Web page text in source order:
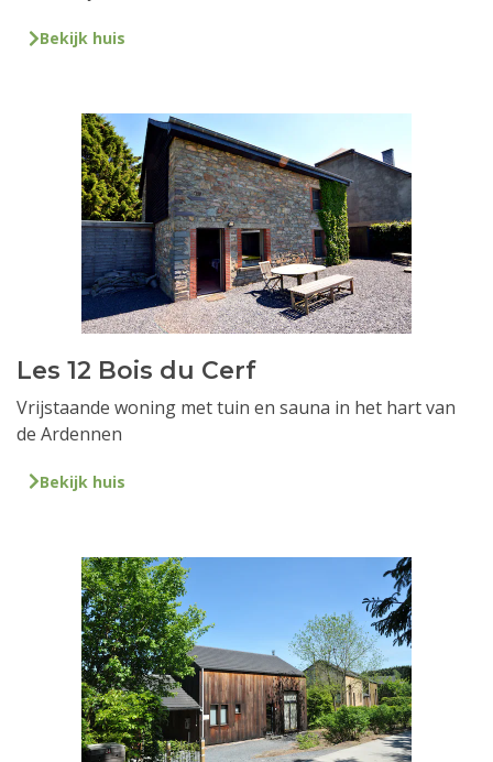
Bekijk huis
Les 12 Bois du Cerf
Vrijstaande woning met tuin en sauna in het hart van
de Ardennen
Bekijk huis